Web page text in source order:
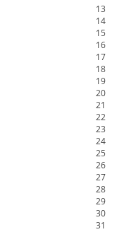
13
14
15
16
17
18
19
20
21
22
23
24
25
26
27
28
29
30
31